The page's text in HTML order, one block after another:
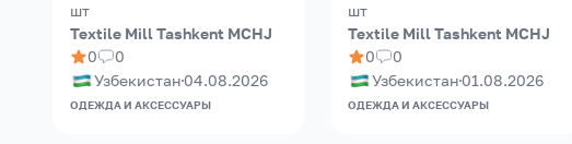
шт
Textile Mill Tashkent MCHJ
0
0
Узбекистан 04.08.2026
ОДЕЖДА И АКСЕССУАРЫ
шт
Textile Mill Tashkent MCHJ
0
0
Узбекистан01.08.2026
ОДЕЖДА И АКСЕССУАРЫ